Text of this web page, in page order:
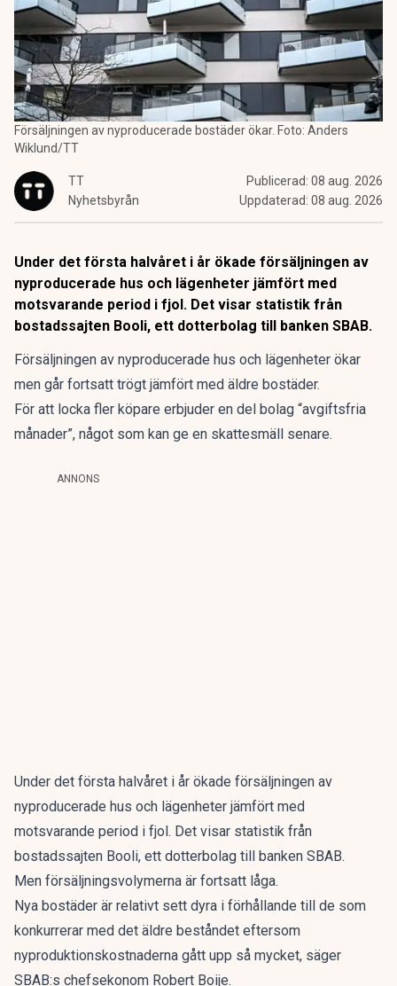
Försäljningen av nyproducerade bostäder ökar. Foto: Anders
Wiklund/TT
TT
Nyhetsbyrån
Publicerad: 08 aug. 2026
Uppdaterad: 08 aug. 2026
Under det första halvåret i år ökade försäljningen av
nyproducerade hus och lägenheter jämfört med
motsvarande period i fjol. Det visar statistik från
bostadssajten Booli, ett dotterbolag till banken SBAB.
Försäljningen av nyproducerade hus och lägenheter ökar
men går fortsatt trögt jämfört med äldre bostäder.
För att locka fler köpare erbjuder en del bolag “avgiftsfria
månader”, något som kan ge en skattesmäll senare.
ANNONS
Under det första halvåret i år ökade försäljningen av
nyproducerade hus och lägenheter jämfört med
motsvarande period i fjol. Det visar statistik från
bostadssajten Booli, ett dotterbolag till banken SBAB.
Men försäljningsvolymerna är fortsatt låga.
Nya bostäder är relativt sett dyra i förhållande till de som
konkurrerar med det äldre beståndet eftersom
nyproduktionskostnaderna gått upp så mycket, säger
SBAB:s chefsekonom Robert Boije.